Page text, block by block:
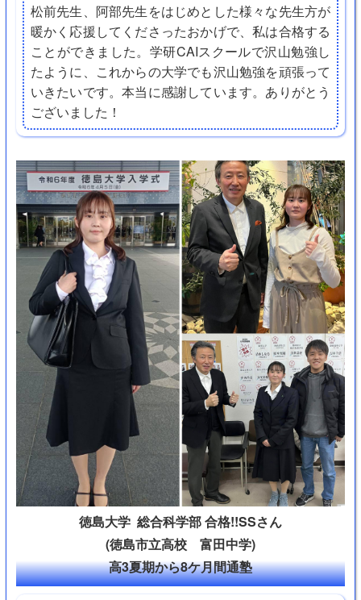
松前先生、阿部先生をはじめとした様々な先生方が
暖かく応援してくださったおかげで、私は合格する
ことができました。学研CAIスクールで沢山勉強し
たように、これからの大学でも沢山勉強を頑張って
いきたいです。本当に感謝しています。ありがとう
ございました！
徳島大学 総合科学部 合格!!SSさん
(徳島市立高校 富田中学)
高3夏期から8ケ月間通塾